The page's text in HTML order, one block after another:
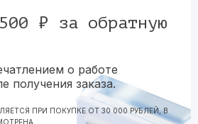
₽ за обратную
о работе
получения заказа.
ПРИ ПОКУПКЕ ОТ 30 000 РУБЛЕЙ, В